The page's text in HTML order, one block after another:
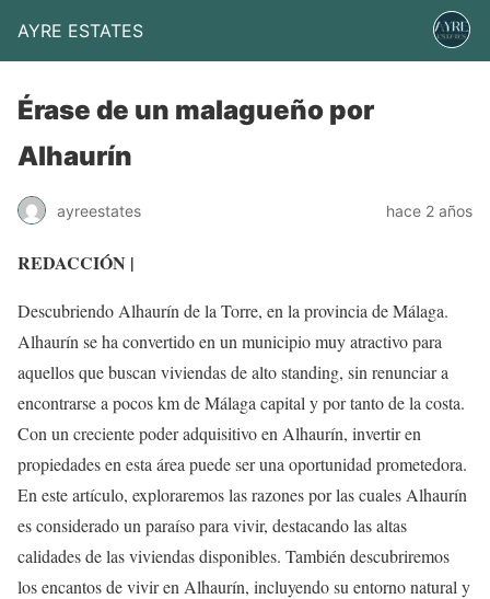
AYRE ESTATES
Érase de un malagueño por
Alhaurín
ayreestates hace 2 años
REDACCIÓN |
Descubriendo Alhaurín de la Torre, en la provincia de Málaga.
Alhaurín se ha convertido en un municipio muy atractivo para
aquellos que buscan viviendas de alto standing, sin renunciar a
encontrarse a pocos km de Málaga capital y por tanto de la costa.
Con un creciente poder adquisitivo en Alhaurín, invertir en
propiedades en esta área puede ser una oportunidad prometedora.
En este artículo, exploraremos las razones por las cuales Alhaurín
es considerado un paraíso para vivir, destacando las altas
calidades de las viviendas disponibles. También descubriremos
los encantos de vivir en Alhaurín, incluyendo su entorno natural y